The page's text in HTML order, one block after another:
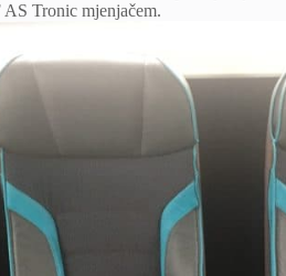
Tronic mjenjačem.